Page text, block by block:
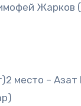
место –